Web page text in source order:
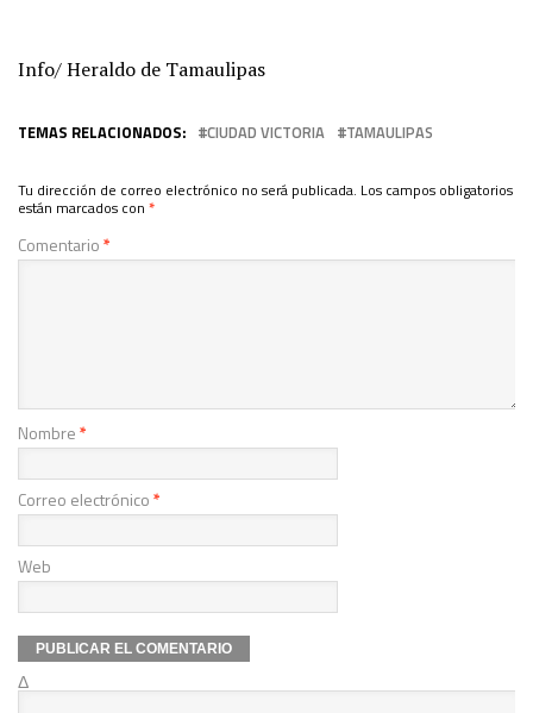
Info/ Heraldo de Tamaulipas
TEMAS RELACIONADOS: CIUDAD VICTORIA TAMAULIPAS
Tu dirección de correo electrónico no será publicada. Los campos obligatorios
están marcados con *
Comentario*
Nombre*
Correo electrónico*
Web
Δ